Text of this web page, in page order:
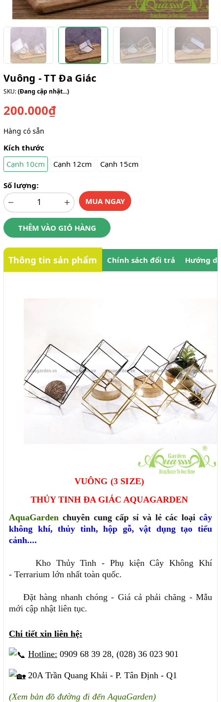
Vuông - TT Đa Giác
SKU:(Đang cập nhật...)
200.000₫
Hàng có sẵn
Kích thước
Cạnh 10cm
Cạnh 12cm Cạnh 15cm
Số lượng:
MUA NGAY
THÊM VÀO GIỎ HÀNG
Thông tin sản phẩm Chính sách đổi trả Hướng
VUÔNG (3 SIZE)
THỦY TINH ĐA GIÁC AQUAGARDEN
AquaGarden chuyên cung cấp sỉ và lẻ các loại cây
không khí,thủy tinh,hộp gỗ,vật dụng tạo tiểu
cảnh....
Kho Thủy Tinh - Phụ kiện Cây Không Khí
- Terrarium lớn nhất toàn quốc.
Đặt hàng nhanh chóng - Giá cả phải chăng - Mẫu
mới cập nhật liên tục.
Chi tiết xin liên hệ:
Hotline: 0909 68 39 28, (028) 36 023 901
20A Trần Quang Khải - P. Tân Định - Q1
(Xem bản đồ đường đi đến AquaGarden)